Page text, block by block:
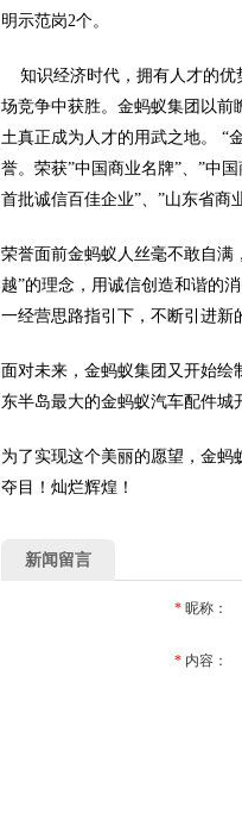
明示范岗2个。
知识经济时代，拥有人才的优
场竞争中获胜。金蚂蚁集团以前
土真正成为人才的用武之地。 “
誉。荣获”中国商业名牌”、”中
首批诚信百佳企业”、”山东省商
荣誉面前金蚂蚁人丝毫不敢自满
越”的理念，用诚信创造和谐的
一经营思路指引下，不断引进新
面对未来，金蚂蚁集团又开始
东半岛最大的金蚂蚁汽车配件
为了实现这个美丽的愿望，金
夺目！灿烂辉煌！
新闻留言
* 昵称：
* 内容：